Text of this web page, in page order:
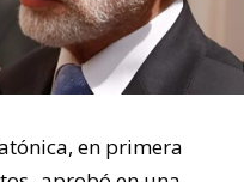
en primera